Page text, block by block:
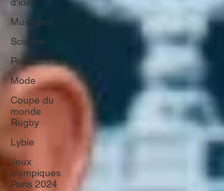
Musiques
Science
Podcasts
Mode
Coupe du
monde
Rugby
Lybie
Jeux
olympiques
Paris 2024